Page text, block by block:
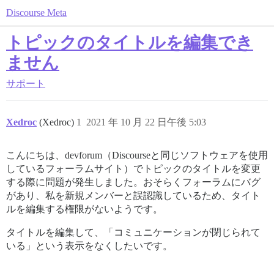
Discourse Meta
トピックのタイトルを編集でき
ません
サポート
Xedroc (Xedroc) 2021 年 10 月 22 日午後 5:03
1
こんにちは、devforum（Discourseと同じソフトウェアを使用
しているフォーラムサイト）でトピックのタイトルを変更
する際に問題が発生しました。おそらくフォーラムにバグ
があり、私を新規メンバーと誤認識しているため、タイト
ルを編集する権限がないようです。
タイトルを編集して、「コミュニケーションが閉じられて
いる」という表示をなくしたいです。